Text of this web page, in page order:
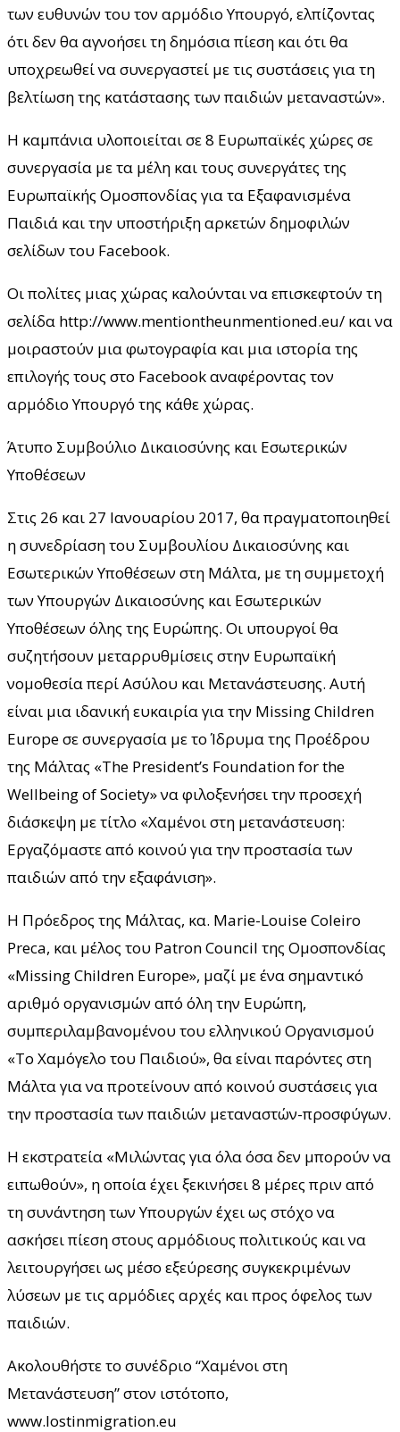
των ευθυνών του τον αρμόδιο Υπουργό, ελπίζοντας
ότι δεν θα αγνοήσει τη δημόσια πίεση και ότι θα
υποχρεωθεί να συνεργαστεί με τις συστάσεις για τη
βελτίωση της κατάστασης των παιδιών μεταναστών».
Η καμπάνια υλοποιείται σε 8 Ευρωπαϊκές χώρες σε
συνεργασία με τα μέλη και τους συνεργάτες της
Ευρωπαϊκής Ομοσπονδίας για τα Εξαφανισμένα
Παιδιά και την υποστήριξη αρκετών δημοφιλών
σελίδων του Facebook.
Οι πολίτες μιας χώρας καλούνται να επισκεφτούν τη
σελίδα http://www.mentiontheunmentioned.eu/ και να
μοιραστούν μια φωτογραφία και μια ιστορία της
επιλογής τους στο Facebook αναφέροντας τον
αρμόδιο Υπουργό της κάθε χώρας.
Άτυπο Συμβούλιο Δικαιοσύνης και Εσωτερικών
Υποθέσεων
Στις 26 και 27 Ιανουαρίου 2017, θα πραγματοποιηθεί
η συνεδρίαση του Συμβουλίου Δικαιοσύνης και
Εσωτερικών Υποθέσεων στη Μάλτα, με τη συμμετοχή
των Υπουργών Δικαιοσύνης και Εσωτερικών
Υποθέσεων όλης της Ευρώπης. Οι υπουργοί θα
συζητήσουν μεταρρυθμίσεις στην Ευρωπαϊκή
νομοθεσία περί Ασύλου και Μετανάστευσης. Αυτή
είναι μια ιδανική ευκαιρία για την Missing Children
Europe σε συνεργασία με το Ίδρυμα της Προέδρου
της Μάλτας «The President’s Foundation for the
Wellbeing of Society» να φιλοξενήσει την προσεχή
διάσκεψη με τίτλο «Χαμένοι στη μετανάστευση:
Εργαζόμαστε από κοινού για την προστασία των
παιδιών από την εξαφάνιση».
Η Πρόεδρος της Μάλτας, κα. Marie-Louise Coleiro
Preca, και μέλος του Patron Council της Ομοσπονδίας
«Missing Children Europe», μαζί με ένα σημαντικό
αριθμό οργανισμών από όλη την Ευρώπη,
συμπεριλαμβανομένου του ελληνικού Οργανισμού
«Το Χαμόγελο του Παιδιού», θα είναι παρόντες στη
Μάλτα για να προτείνουν από κοινού συστάσεις για
την προστασία των παιδιών μεταναστών-προσφύγων.
Η εκστρατεία «Μιλώντας για όλα όσα δεν μπορούν να
ειπωθούν», η οποία έχει ξεκινήσει 8 μέρες πριν από
τη συνάντηση των Υπουργών έχει ως στόχο να
ασκήσει πίεση στους αρμόδιους πολιτικούς και να
λειτουργήσει ως μέσο εξεύρεσης συγκεκριμένων
λύσεων με τις αρμόδιες αρχές και προς όφελος των
παιδιών.
Ακολουθήστε το συνέδριο “Χαμένοι στη
Μετανάστευση” στον ιστότοπο,
www.lostinmigration.eu